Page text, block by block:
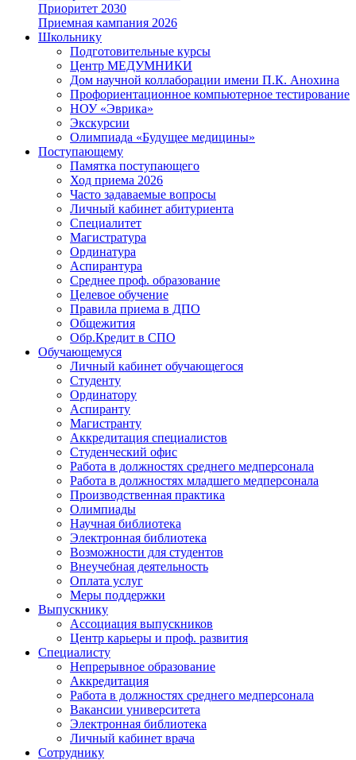
Приоритет 2030
Приемная кампания 2026
Школьнику
Подготовительные курсы
Центр МЕДУМНИКИ
Дом научной коллаборации имени П.К. Анохина
Профориентационное компьютерное тестирование
НОУ «Эврика»
Экскурсии
Олимпиада «Будущее медицины»
Поступающему
Памятка поступающего
Ход приема 2026
Часто задаваемые вопросы
Личный кабинет абитуриента
Специалитет
Магистратура
Ординатура
Аспирантура
Среднее проф. образование
Целевое обучение
Правила приема в ДПО
Общежития
Обр.Кредит в СПО
Обучающемуся
Личный кабинет обучающегося
Студенту
Ординатору
Аспиранту
Магистранту
Аккредитация специалистов
Студенческий офис
Работа в должностях среднего медперсонала
Работа в должностях младшего медперсонала
Производственная практика
Олимпиады
Научная библиотека
Электронная библиотека
Возможности для студентов
Внеучебная деятельность
Оплата услуг
Меры поддержки
Выпускнику
Ассоциация выпускников
Центр карьеры и проф. развития
Специалисту
Непрерывное образование
Аккредитация
Работа в должностях среднего медперсонала
Вакансии университета
Электронная библиотека
Личный кабинет врача
Сотруднику